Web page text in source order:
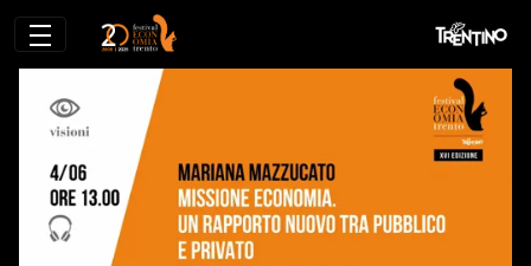
Missione economia. Un rapporto